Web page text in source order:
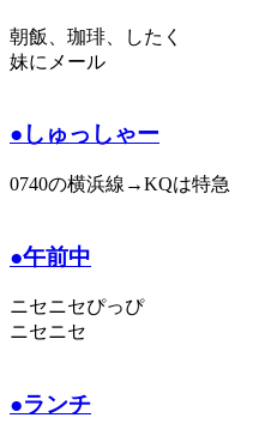
朝飯、珈琲、したく
妹にメール
●しゅっしゃー
0740の横浜線→KQは特急
●午前中
ニセニセぴっぴ
ニセニセ
●ランチ